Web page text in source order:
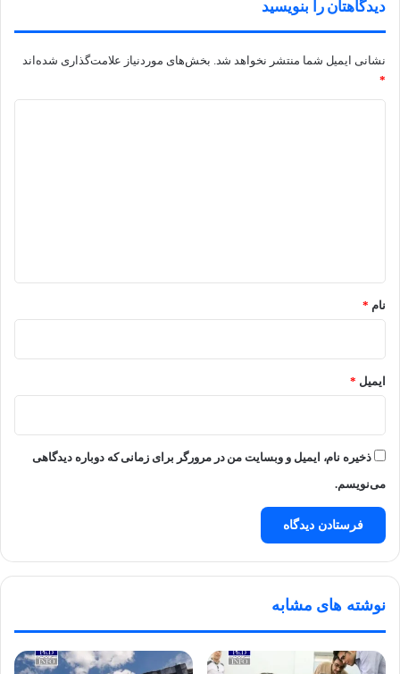
دیدگاهتان را بنویسید
نشانی ایمیل شما منتشر نخواهد شد. بخش‌های موردنیاز علامت‌گذاری شده‌اند
*
نام *
ایمیل *
ذخیره نام، ایمیل و وبسایت من در مرورگر برای زمانی که دوباره دیدگاهی
می‌نویسم.
نوشته های مشابه